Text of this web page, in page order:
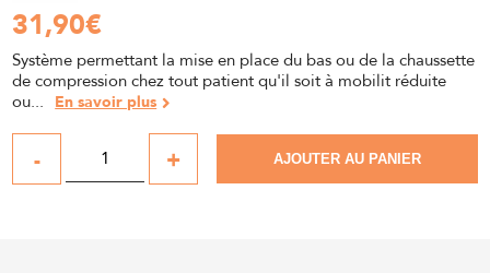
31,90€
Système permettant la mise en place du bas ou de la chaussette
de compression chez tout patient qu'il soit à mobilit réduite
ou... En savoir plus
- + AJOUTER AU PANIER